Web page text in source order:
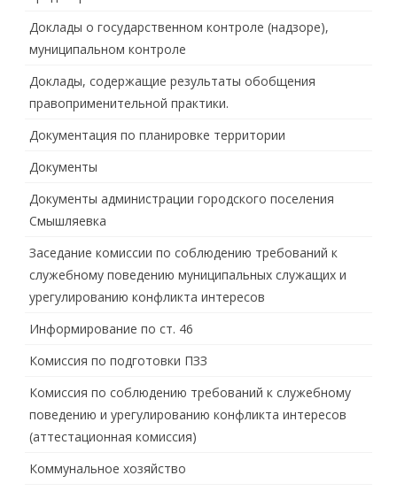
Доклады о государственном контроле (надзоре),
муниципальном контроле
Доклады, содержащие результаты обобщения
правоприменительной практики.
Документация по планировке территории
Документы
Документы администрации городского поселения
Смышляевка
Заседание комиссии по соблюдению требований к
служебному поведению муниципальных служащих и
урегулированию конфликта интересов
Информирование по ст. 46
Комиссия по подготовки ПЗЗ
Комиссия по соблюдению требований к служебному
поведению и урегулированию конфликта интересов
(аттестационная комиссия)
Коммунальное хозяйство